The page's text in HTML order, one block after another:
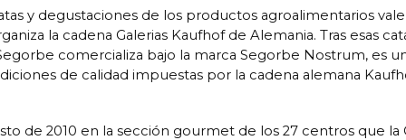
y degustaciones de los productos agroalimentarios
la cadena Galerias Kaufhof de Alemania. Tras esas
comercializa bajo la marca Segorbe Nostrum, es
de calidad impuestas por la cadena alemana
de 2010 en la sección gourmet de los 27 centros que la